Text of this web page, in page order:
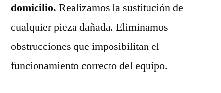
domicilio. Realizamos la sustitución de
cualquier pieza dañada. Eliminamos
obstrucciones que imposibilitan el
funcionamiento correcto del equipo.